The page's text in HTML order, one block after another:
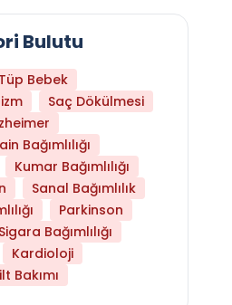
Bulutu
Tüp Bebek
Saç Dökülmesi
Bağımlılığı
Kumar Bağımlılığı
Sanal Bağımlılık
Parkinson
Sigara Bağımlılığı
Kardioloji
Bakımı